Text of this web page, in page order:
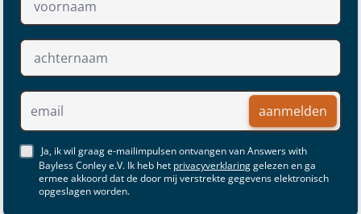
aanmelden
Ja, ik wil graag e-mailimpulsen ontvangen van Answers with
Bayless Conley e.V. Ik heb het privacyverklaringgelezen en ga
ermee akkoord dat de door mij verstrekte gegevens elektronisch
opgeslagen worden.